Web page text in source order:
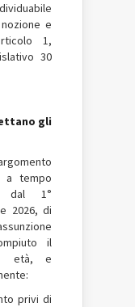
e
1,
30
gli
a tempo
dal 1°
2026, di
il
età, e
privi di